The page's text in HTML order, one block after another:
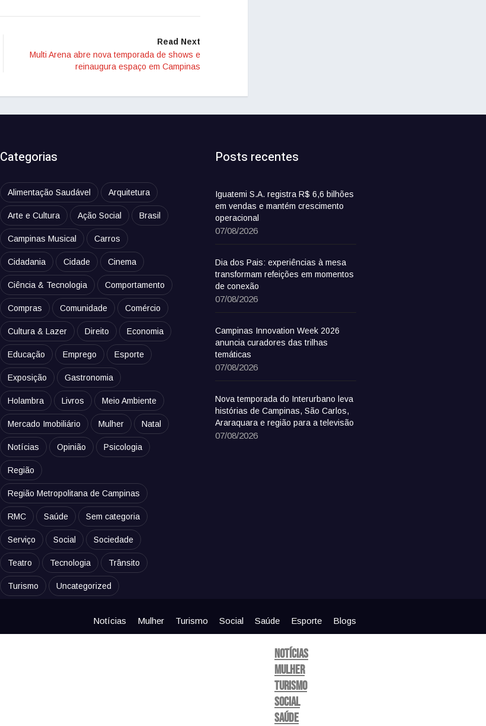
Read Next
Multi Arena abre nova temporada de shows e
reinaugura espaço em Campinas
Categorias
Alimentação Saudável Arquitetura
Arte e Cultura Ação Social Brasil
Campinas Musical Carros
Cidadania Cidade Cinema
Ciência & Tecnologia Comportamento
Compras Comunidade Comércio
Cultura & Lazer Direito Economia
Educação Emprego Esporte
Exposição Gastronomia
Holambra Livros Meio Ambiente
Mercado Imobiliário Mulher Natal
Notícias Opinião Psicologia
Região
Região Metropolitana de Campinas
RMC Saúde Sem categoria
Serviço Social Sociedade
Teatro Tecnologia Trânsito
Turismo Uncategorized
Posts recentes
Iguatemi S.A. registra R$ 6,6 bilhões
em vendas e mantém crescimento
operacional
07/08/2026
Dia dos Pais: experiências à mesa
transformam refeições em momentos
de conexão
07/08/2026
Campinas Innovation Week 2026
anuncia curadores das trilhas
temáticas
07/08/2026
Nova temporada do Interurbano leva
histórias de Campinas, São Carlos,
Araraquara e região para a televisão
07/08/2026
Notícias Mulher Turismo Social Saúde Esporte Blogs
Notícias
Mulher
Turismo
Social
Saúde